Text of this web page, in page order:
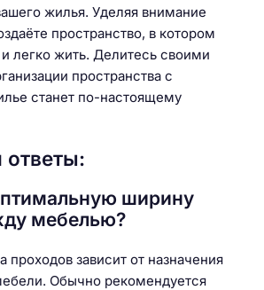
жилья. Уделяя внимание
пространство, в котором
и легко жить. Делитесь своими
пространства с
станет по-настоящему
ширину
мебелью?
зависит от назначения
Обычно рекомендуется